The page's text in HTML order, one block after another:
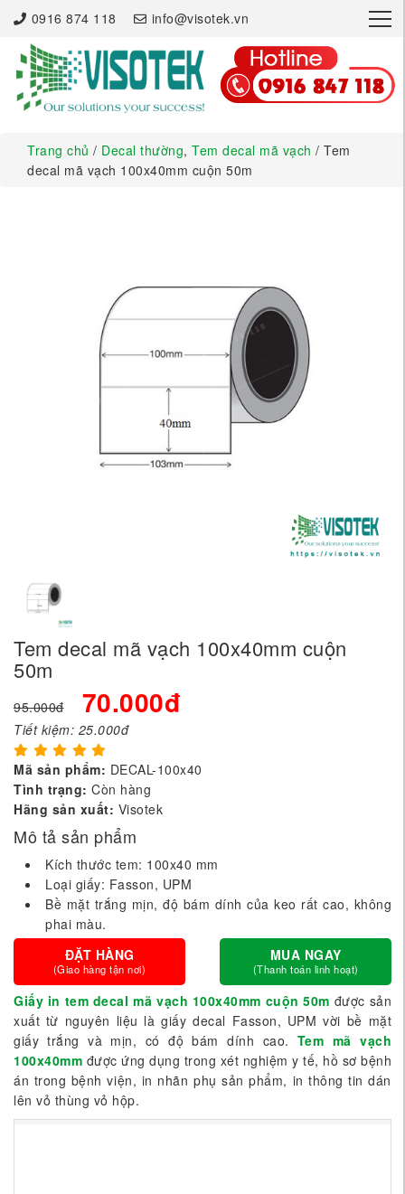
0916 874 118 info@visotek.vn ×
Trang chủ / Decal thường, Tem decal mã vạch / Tem
decal mã vạch 100x40mm cuộn 50m
Tem decal mã vạch 100x40mm cuộn
50m
95.000đ 70.000đ
Tiết kiệm: 25.000đ
Mã sản phẩm: DECAL-100x40
Tình trạng: Còn hàng
Hãng sản xuất: Visotek
Mô tả sản phẩm
Kích thước tem: 100x40 mm
Loại giấy: Fasson, UPM
Bề mặt trắng mịn, độ bám dính của keo rất cao, không
phai màu.
ĐẶT HÀNG
(Giao hàng tận nơi)
MUA NGAY
(Thanh toán linh hoạt)
Giấy in tem decal mã vạch 100x40mm cuộn 50m được sản
xuất từ nguyên liệu là giấy decal Fasson, UPM vời bề mặt
giấy trắng và mịn, có độ bám dính cao. Tem mã vạch
100x40mm được ứng dụng trong xét nghiệm y tế, hồ sơ bệnh
án trong bệnh viện, in nhãn phụ sản phẩm, in thông tin dán
lên vỏ thùng vỏ hộp.